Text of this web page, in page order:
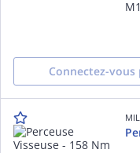
Connectez-